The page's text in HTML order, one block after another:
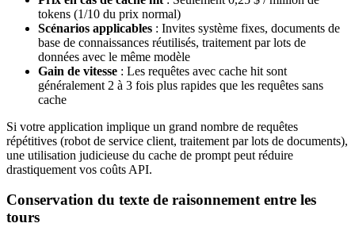
tokens (1/10 du prix normal)
Scénarios applicables : Invites système fixes, documents de
base de connaissances réutilisés, traitement par lots de
données avec le même modèle
Gain de vitesse : Les requêtes avec cache hit sont
généralement 2 à 3 fois plus rapides que les requêtes sans
cache
Si votre application implique un grand nombre de requêtes
répétitives (robot de service client, traitement par lots de documents),
une utilisation judicieuse du cache de prompt peut réduire
drastiquement vos coûts API.
Conservation du texte de raisonnement entre les
tours